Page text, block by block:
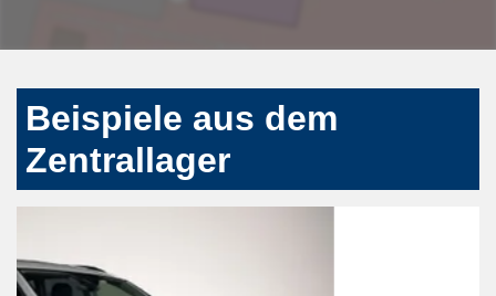
Beispiele aus dem
Zentrallager